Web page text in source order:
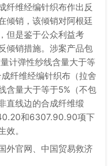
纤维经编针织布作出反
倾销，该倾销对阿根廷
但是鉴于公众利益考
倾销措施。涉案产品包
计弹性纱线含量大于等
纤维经编针织布（拉舍
含量大于等于5%（不包
直线边的合成纤维缎
和6307.90.90项下
效。
外官网、中国贸易救济